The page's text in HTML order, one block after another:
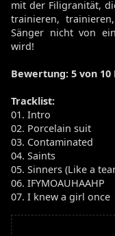
mit der Filigranität,
trainieren,
Sänger nicht von
wird!
Bewertung: 5 von
Tracklist:
01. Intro
02. Porcelain suit
03. Contaminated
04. Saints
05. Sinners (Like a
06. IFYMOAUHAAHP
07. I knew a girl once